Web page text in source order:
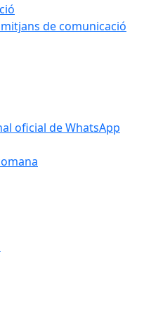
de comunicació
oficial de WhatsApp